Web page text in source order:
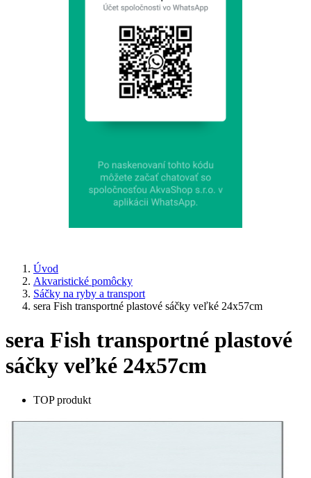
Úvod
Akvaristické pomôcky
Sáčky na ryby a transport
sera Fish transportné plastové sáčky veľké 24x57cm
sera Fish transportné plastové
sáčky veľké 24x57cm
TOP produkt